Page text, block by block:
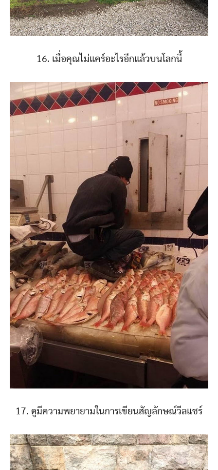
16. เมื่อคุณไม่แคร์อะไรอีกแล้วบนโลกนี้
17. ดูมีความพยายามในการเขียนสัญลักษณ์วีลแชร์